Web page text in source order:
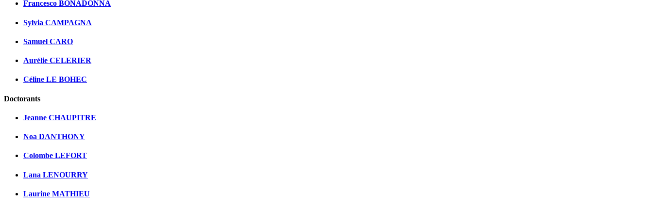
Francesco BONADONNA
Sylvia CAMPAGNA
Samuel CARO
Aurélie CELERIER
Céline LE BOHEC
Doctorants
Jeanne CHAUPITRE
Noa DANTHONY
Colombe LEFORT
Lana LENOURRY
Laurine MATHIEU